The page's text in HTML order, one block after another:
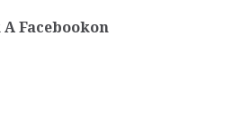
Facebookon